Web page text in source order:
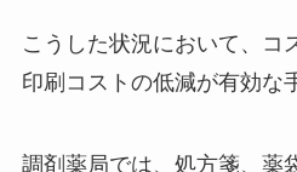
こうした状況において、コ
印刷コストの低減が有効な
調剤薬局では、処方箋、薬